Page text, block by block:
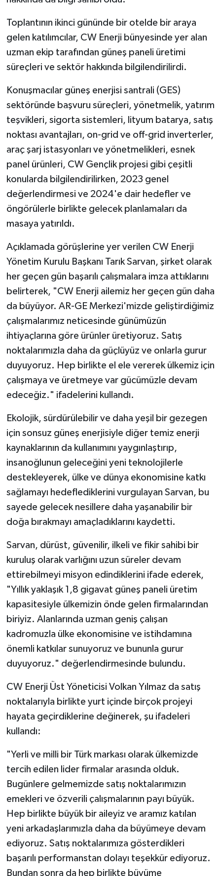
Toplantının ikinci gününde bir otelde bir araya
gelen katılımcılar, CW Enerji bünyesinde yer alan
uzman ekip tarafından güneş paneli üretimi
süreçleri ve sektör hakkında bilgilendirilirdi.
Konuşmacılar güneş enerjisi santrali (GES)
sektöründe başvuru süreçleri, yönetmelik, yatırım
teşvikleri, sigorta sistemleri, lityum batarya, satış
noktası avantajları, on-grid ve off-grid inverterler,
araç şarj istasyonları ve yönetmelikleri, esnek
panel ürünleri, CW Gençlik projesi gibi çeşitli
konularda bilgilendirilirken, 2023 genel
değerlendirmesi ve 2024'e dair hedefler ve
öngörülerle birlikte gelecek planlamaları da
masaya yatırıldı.
Açıklamada görüşlerine yer verilen CW Enerji
Yönetim Kurulu Başkanı Tarık Sarvan, şirket olarak
her geçen gün başarılı çalışmalara imza attıklarını
belirterek, "CW Enerji ailemiz her geçen gün daha
da büyüyor. AR-GE Merkezi'mizde geliştirdiğimiz
çalışmalarımız neticesinde günümüzün
ihtiyaçlarına göre ürünler üretiyoruz. Satış
noktalarımızla daha da güçlüyüz ve onlarla gurur
duyuyoruz. Hep birlikte el ele vererek ülkemiz için
çalışmaya ve üretmeye var gücümüzle devam
edeceğiz." ifadelerini kullandı.
Ekolojik, sürdürülebilir ve daha yeşil bir gezegen
için sonsuz güneş enerjisiyle diğer temiz enerji
kaynaklarının da kullanımını yaygınlaştırıp,
insanoğlunun geleceğini yeni teknolojilerle
destekleyerek, ülke ve dünya ekonomisine katkı
sağlamayı hedeflediklerini vurgulayan Sarvan, bu
sayede gelecek nesillere daha yaşanabilir bir
doğa bırakmayı amaçladıklarını kaydetti.
Sarvan, dürüst, güvenilir, ilkeli ve fikir sahibi bir
kuruluş olarak varlığını uzun süreler devam
ettirebilmeyi misyon edindiklerini ifade ederek,
"Yıllık yaklaşık 1,8 gigavat güneş paneli üretim
kapasitesiyle ülkemizin önde gelen firmalarından
biriyiz. Alanlarında uzman geniş çalışan
kadromuzla ülke ekonomisine ve istihdamına
önemli katkılar sunuyoruz ve bununla gurur
duyuyoruz." değerlendirmesinde bulundu.
CW Enerji Üst Yöneticisi Volkan Yılmaz da satış
noktalarıyla birlikte yurt içinde birçok projeyi
hayata geçirdiklerine değinerek, şu ifadeleri
kullandı:
"Yerli ve milli bir Türk markası olarak ülkemizde
tercih edilen lider firmalar arasında olduk.
Bugünlere gelmemizde satış noktalarımızın
emekleri ve özverili çalışmalarının payı büyük.
Hep birlikte büyük bir aileyiz ve aramız katılan
yeni arkadaşlarımızla daha da büyümeye devam
ediyoruz. Satış noktalarımıza gösterdikleri
başarılı performanstan dolayı teşekkür ediyoruz.
Bundan sonra da hep birlikte büyüme